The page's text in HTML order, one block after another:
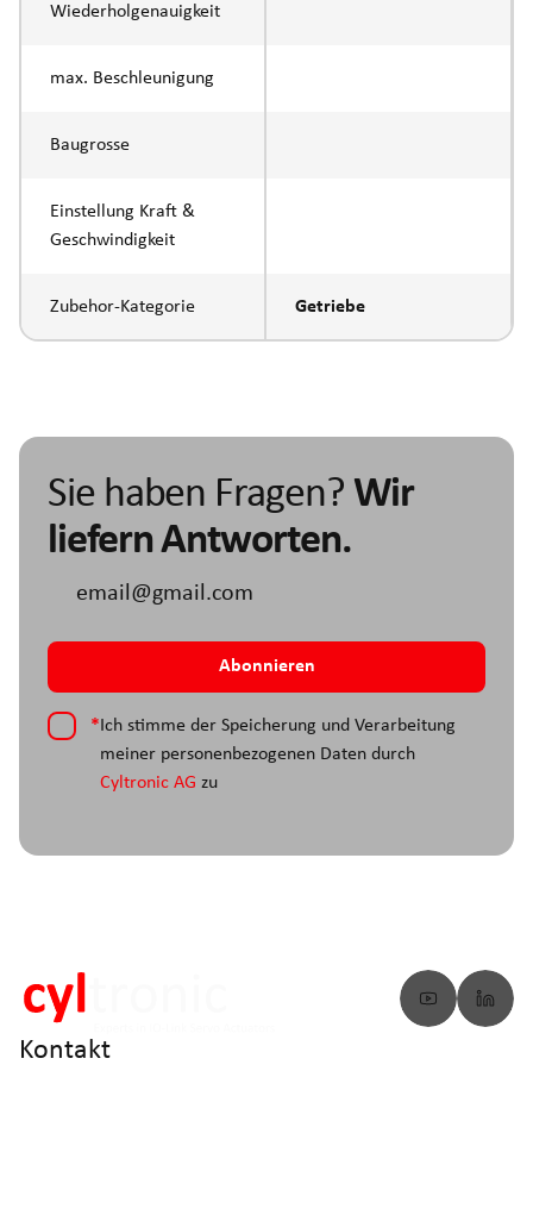
Wiederholgenauigkeit
max. Beschleunigung
Baugrosse
Einstellung Kraft &
Geschwindigkeit
Zubehor-Kategorie Getriebe
Sie haben Fragen? Wir
liefern Antworten.
* Ich stimme der Speicherung und Verarbeitung
meiner personenbezogenen Daten durch
Cyltronic AG zu
Kontakt